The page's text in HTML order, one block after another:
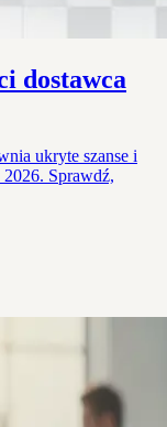
dostawca
ukryte szanse i
Sprawdź,